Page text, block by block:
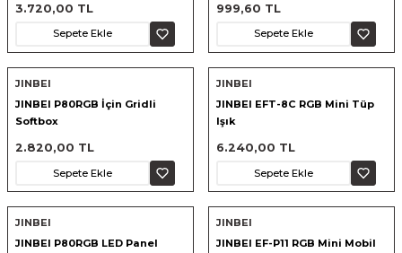
3.720,00 TL
Sepete Ekle
999,60 TL
Sepete Ekle
JINBEI
JINBEI P80RGB İçin Gridli
Softbox
2.820,00 TL
Sepete Ekle
JINBEI
JINBEI EFT-8C RGB Mini Tüp
Işık
6.240,00 TL
Sepete Ekle
JINBEI
JINBEI P80RGB LED Panel
JINBEI
JINBEI EF-P11 RGB Mini Mobil